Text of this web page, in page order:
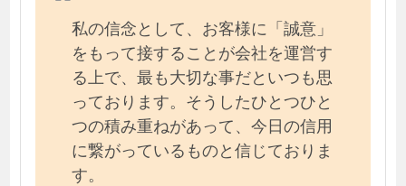
私の信念として、お客様に「誠意」
をもって接することが会社を運営す
る上で、最も大切な事だといつも思
っております。そうしたひとつひと
つの積み重ねがあって、今日の信用
に繋がっているものと信じておりま
す。